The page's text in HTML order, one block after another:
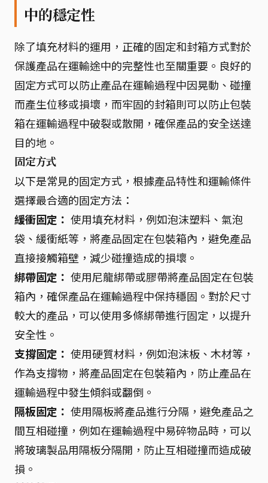
中的穩定性
除了填充材料的運用，正確的固定和封箱方式對於
保護產品在運輸途中的完整性也至關重要。良好的
固定方式可以防止產品在運輸過程中因晃動、碰撞
而產生位移或損壞，而牢固的封箱則可以防止包裝
箱在運輸過程中破裂或散開，確保產品的安全送達
目的地。
固定方式
以下是常見的固定方式，根據產品特性和運輸條件
選擇最合適的固定方法：
緩衝固定： 使用填充材料，例如泡沫塑料、氣泡
袋、緩衝紙等，將產品固定在包裝箱內，避免產品
直接接觸箱壁，減少碰撞造成的損壞。
綁帶固定： 使用尼龍綁帶或膠帶將產品固定在包裝
箱內，確保產品在運輸過程中保持穩固。對於尺寸
較大的產品，可以使用多條綁帶進行固定，以提升
安全性。
支撐固定： 使用硬質材料，例如泡沫板、木材等，
作為支撐物，將產品固定在包裝箱內，防止產品在
運輸過程中發生傾斜或翻倒。
隔板固定： 使用隔板將產品進行分隔，避免產品之
間互相碰撞，例如在運輸過程中易碎物品時，可以
將玻璃製品用隔板分隔開，防止互相碰撞而造成破
損。